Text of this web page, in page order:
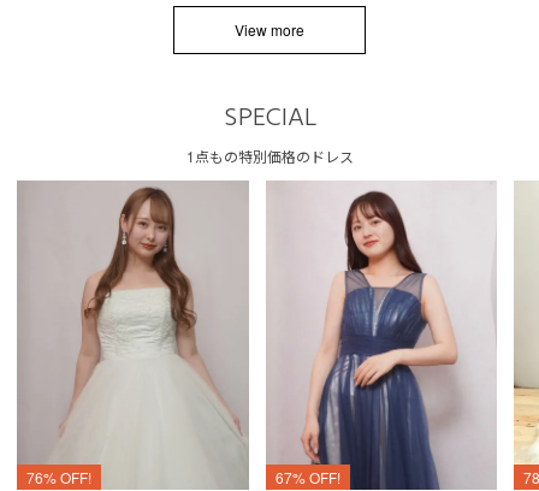
View more
SPECIAL
1点もの特別価格のドレス
76% OFF! 67% OFF!